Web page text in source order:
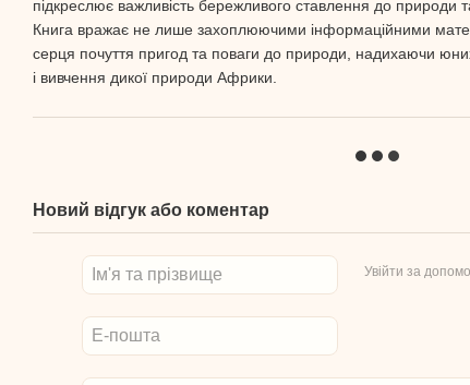
підкреслює важливість бережливого ставлення до природи
Книга вражає не лише захоплюючими інформаційними
серця почуття пригод та поваги до природи, надихаючи
і вивчення дикої природи Африки.
Новий відгук або коментар
Увійти за